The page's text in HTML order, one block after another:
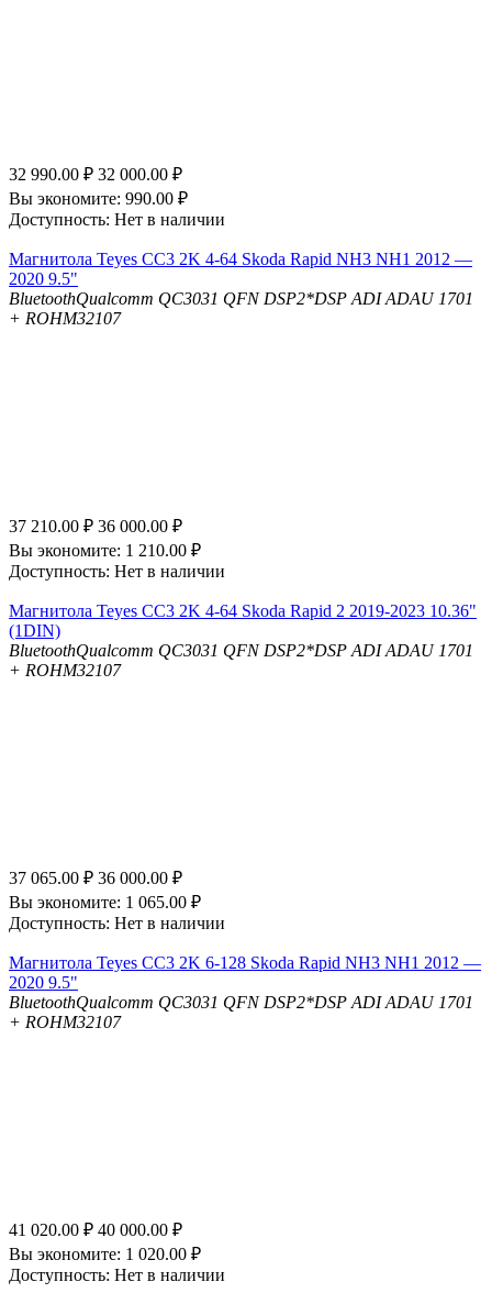
32 990.00 ₽ 32 000.00 ₽
Вы экономите: 990.00 ₽
Доступность: Нет в наличии
Магнитола Teyes CC3 2K 4-64 Skoda Rapid NH3 NH1 2012 —
2020 9.5"
BluetoothQualcomm QC3031 QFN DSP2*DSP ADI ADAU 1701
+ ROHM32107
37 210.00 ₽ 36 000.00 ₽
Вы экономите: 1 210.00 ₽
Доступность: Нет в наличии
Магнитола Teyes CC3 2K 4-64 Skoda Rapid 2 2019-2023 10.36"
(1DIN)
BluetoothQualcomm QC3031 QFN DSP2*DSP ADI ADAU 1701
+ ROHM32107
37 065.00 ₽ 36 000.00 ₽
Вы экономите: 1 065.00 ₽
Доступность: Нет в наличии
Магнитола Teyes CC3 2K 6-128 Skoda Rapid NH3 NH1 2012 —
2020 9.5"
BluetoothQualcomm QC3031 QFN DSP2*DSP ADI ADAU 1701
+ ROHM32107
41 020.00 ₽ 40 000.00 ₽
Вы экономите: 1 020.00 ₽
Доступность: Нет в наличии